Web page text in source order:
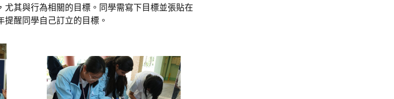
尤其與行為相關的目標。同學需寫下目標並張貼在
醒同學自己訂立的目標。